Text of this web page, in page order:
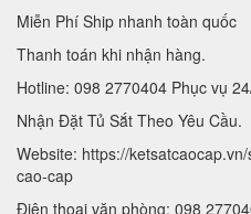
Miễn Phí Ship nhanh toàn quốc
Thanh toán khi nhận hàng.
Hotline: 098 2770404 Phục vụ
Nhận Đặt Tủ Sắt Theo Yêu Cầu.
Website: https://
cao-cap
Điện thoại văn phòng: 098